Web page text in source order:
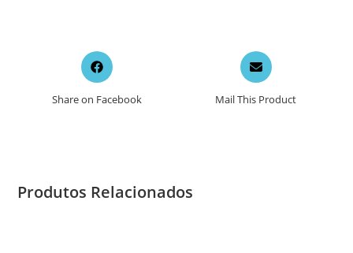
Opens
in
new
Share on Facebook
Opens
in
a
new
Mail This Product
Produtos Relacionados